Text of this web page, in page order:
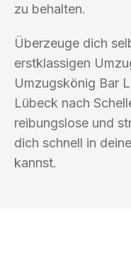
zu behalten.
Überzeuge dich
erstklassigen
Umzugskönig Bar
Lübeck nach
reibungslose und
dich schnell in
kannst.